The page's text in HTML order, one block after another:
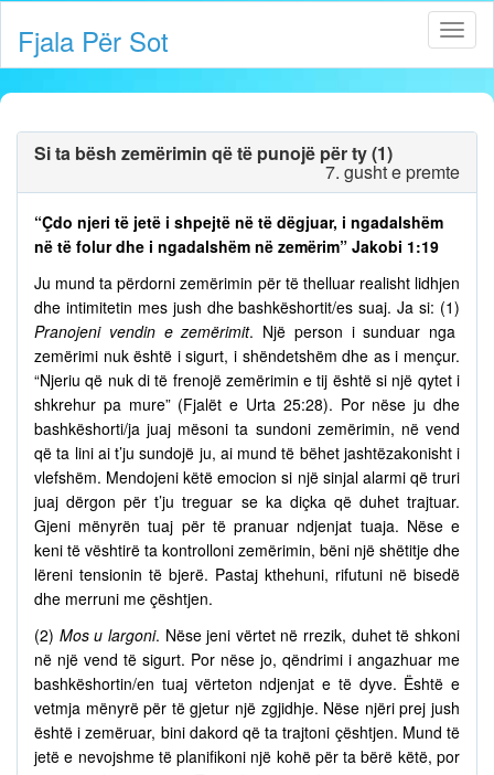
Fjala Për Sot
Si ta bësh zemërimin që të punojë për ty (1)
7. gusht e premte
“Çdo njeri të jetë i shpejtë në të dëgjuar, i ngadalshëm
në të folur dhe i ngadalshëm në zemërim” Jakobi 1:19
Ju mund ta përdorni zemërimin për të thelluar realisht lidhjen
dhe intimitetin mes jush dhe bashkëshortit/es suaj. Ja si: (1)
Pranojeni vendin e zemërimit. Një person i sunduar nga
zemërimi nuk është i sigurt, i shëndetshëm dhe as i mençur.
“Njeriu që nuk di të frenojë zemërimin e tij është si një qytet i
shkrehur pa mure” (Fjalët e Urta 25:28). Por nëse ju dhe
bashkëshorti/ja juaj mësoni ta sundoni zemërimin, në vend
që ta lini ai t’ju sundojë ju, ai mund të bëhet jashtëzakonisht i
vlefshëm. Mendojeni këtë emocion si një sinjal alarmi që truri
juaj dërgon për t’ju treguar se ka diçka që duhet trajtuar.
Gjeni mënyrën tuaj për të pranuar ndjenjat tuaja. Nëse e
keni të vështirë ta kontrolloni zemërimin, bëni një shëtitje dhe
lëreni tensionin të bjerë. Pastaj kthehuni, rifutuni në bisedë
dhe merruni me çështjen.
(2) Mos u largoni. Nëse jeni vërtet në rrezik, duhet të shkoni
në një vend të sigurt. Por nëse jo, qëndrimi i angazhuar me
bashkëshortin/en tuaj vërteton ndjenjat e të dyve. Është e
vetmja mënyrë për të gjetur një zgjidhje. Nëse njëri prej jush
është i zemëruar, bini dakord që ta trajtoni çështjen. Mund të
jetë e nevojshme të planifikoni një kohë për ta bërë këtë, por